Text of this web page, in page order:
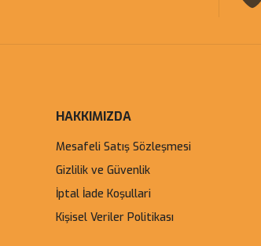
HAKKIMIZDA
Mesafeli Satış Sözleşmesi
Gizlilik ve Güvenlik
İptal İade Koşullari
Kişisel Veriler Politikası